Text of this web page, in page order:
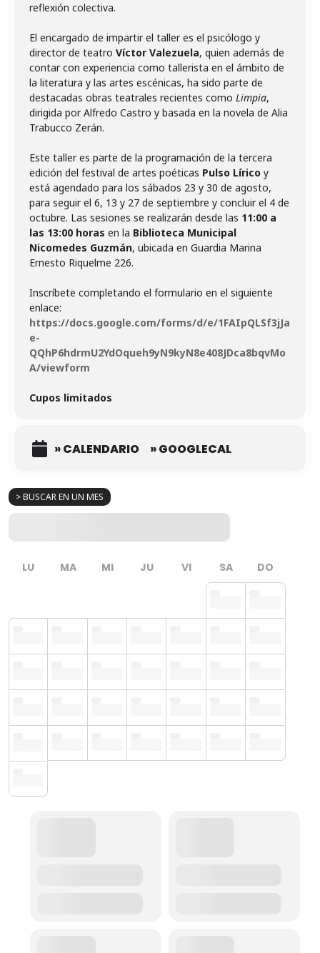
> BUSCAR EN UN MES
LU MA MI JU VI SA DO
reflexión colectiva.
El encargado de impartir el taller es el psicólogo y
director de teatro Víctor Valezuela, quien además de
contar con experiencia como tallerista en el ámbito de
la literatura y las artes escénicas, ha sido parte de
destacadas obras teatrales recientes como Limpia,
dirigida por Alfredo Castro y basada en la novela de Alia
Trabucco Zerán.
Este taller es parte de la programación de la tercera
edición del festival de artes poéticas Pulso Lírico y
está agendado para los sábados 23 y 30 de agosto,
para seguir el 6, 13 y 27 de septiembre y concluir el 4 de
octubre. Las sesiones se realizarán desde las 11:00 a
las 13:00 horas en la Biblioteca Municipal
Nicomedes Guzmán, ubicada en Guardia Marina
Ernesto Riquelme 226.
Inscríbete completando el formulario en el siguiente
enlace:
https://docs.google.com/forms/d/e/1FAIpQLSf3jJa
e-
QQhP6hdrmU2YdOqueh9yN9kyN8e408JDca8bqvMo
A/viewform
Cupos limitados
» CALENDARIO » GOOGLECAL